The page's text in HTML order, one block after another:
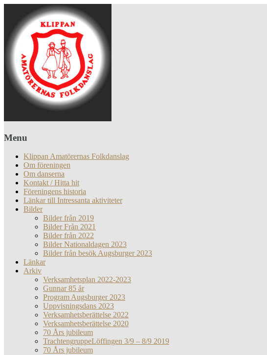
Menu
Klippan Amatörernas Folkdanslag
Om föreningen
Om danserna
Kontakt / Hitta hit
Föreningens historia
Länkar till Intressanta aktiviteter
Bilder
Bilder från 2019
Bilder Från 2021
Bilder från 2022
Bilder Nationaldagen 2023
Bilder från besök Augsburger 2023
Länkar
Arkiv
Verksamhetsplan 2022-2023
Gunnar 85 år
Program Augsburger 2023
Uppvisningsdans 2023
Verksamhetsberättelse 2022
Verksamhetsberättelse 2020
70 Års jubileum
TrachtengruppeLöffingen 3/9 – 8/9 2019
70 Års jubileum